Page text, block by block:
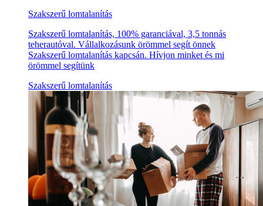
Szakszerű lomtalanítás
Szakszerű lomtalanítás, 100% garanciával, 3,5 tonnás
teherautóval. Vállalkozásunk örömmel segít önnek
Szakszerű lomtalanítás kapcsán. Hívjon minket és mi
örömmel segítünk
Szakszerű lomtalanítás